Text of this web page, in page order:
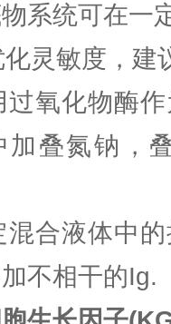
系统可在一
灵敏度，建
过氧化物酶
加叠氮钠，
混合液体中
不相干的Ig.